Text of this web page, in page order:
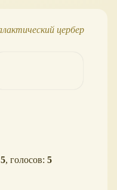
цербер
5, голосов: 5